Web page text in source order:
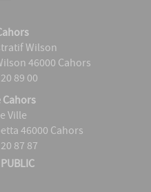
Wilson
46000 Cahors
89 00
Ville
46000 Cahors
87 87